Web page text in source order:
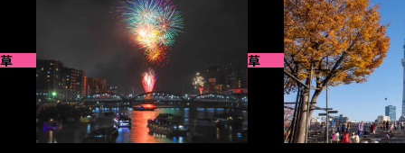
浅草